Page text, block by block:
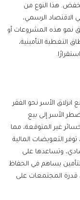
هذا النوع من
الاقتصاد الرسمي،
نمو هذه المشروعات أو
التأمينية،
الأسر نحو الفقر
الأسر إلى بيع
غير المتوقعة، مما
التعويضات المالية
وتساعدها على
للتأمين يساهم في الحفاظ
قدرة المجتمعات على